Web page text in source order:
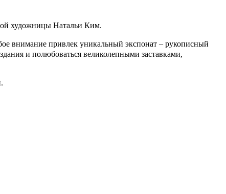
художницы Натальи Ким.
внимание привлек уникальный экспонат – рукописный
и полюбоваться великолепными заставками,